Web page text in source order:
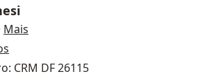
Mais
CRM DF 26115